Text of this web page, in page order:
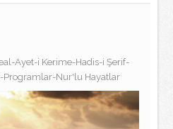
Ayet-i Kerime-Hadis-i Şerif-
Programlar-Nur'lu Hayatlar